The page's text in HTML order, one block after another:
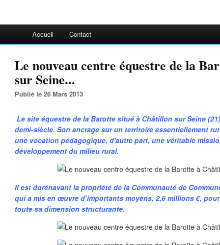
Accueil Contact
Le nouveau centre équestre de la
sur Seine...
Publié le 26 Mars 2013
Le site équestre de la Barotte situé à Châtillon sur Seine
demi-siècle. Son ancrage sur un territoire essentiellement
une vocation pédagogique, d'autre part, une véritable
développement du milieu rural.
Il est dorénavant la propriété de la Communauté de
qui a mis en œuvre d’importants moyens, 2,6 millions €,
toute sa dimension structurante.